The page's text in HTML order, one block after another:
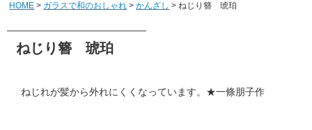
HOME ガラスで和のおしゃれ かんざし ねじり簪 琥珀
ねじり簪 琥珀
ねじれが髪から外れにくくなっています。★一條朋子作